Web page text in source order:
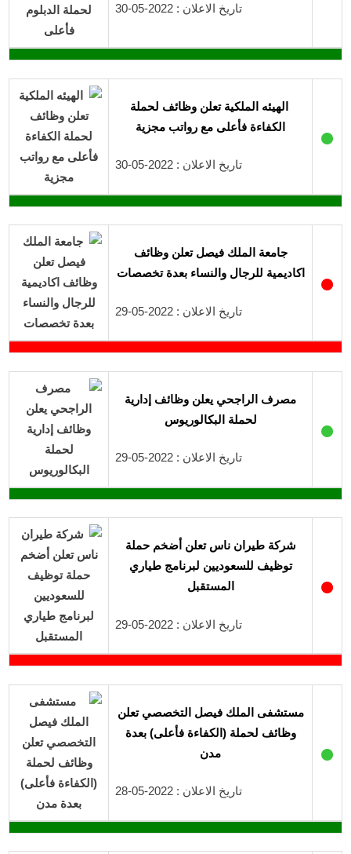
تاريخ الاعلان : 2022-05-30
●
الهيئه الملكية تعلن وظائف لحملة
الكفاءة فأعلى مع رواتب مجزية
تاريخ الاعلان : 2022-05-30
●
جامعة الملك فيصل تعلن وظائف
اكاديمية للرجال والنساء بعدة تخصصات
تاريخ الاعلان : 2022-05-29
●
مصرف الراجحي يعلن وظائف إدارية
لحملة البكالوريوس
تاريخ الاعلان : 2022-05-29
●
شركة طيران ناس تعلن أضخم حملة
توظيف للسعوديين لبرنامج طياري
المستقبل
تاريخ الاعلان : 2022-05-29
●
مستشفى الملك فيصل التخصصي تعلن
وظائف لحملة (الكفاءة فأعلى) بعدة
مدن
تاريخ الاعلان : 2022-05-28